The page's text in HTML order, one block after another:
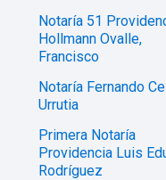
Notaría 51
Hollmann Ovalle,
Francisco
Notaría Fernando
Urrutia
Primera Notaría
Providencia Luis
Rodríguez